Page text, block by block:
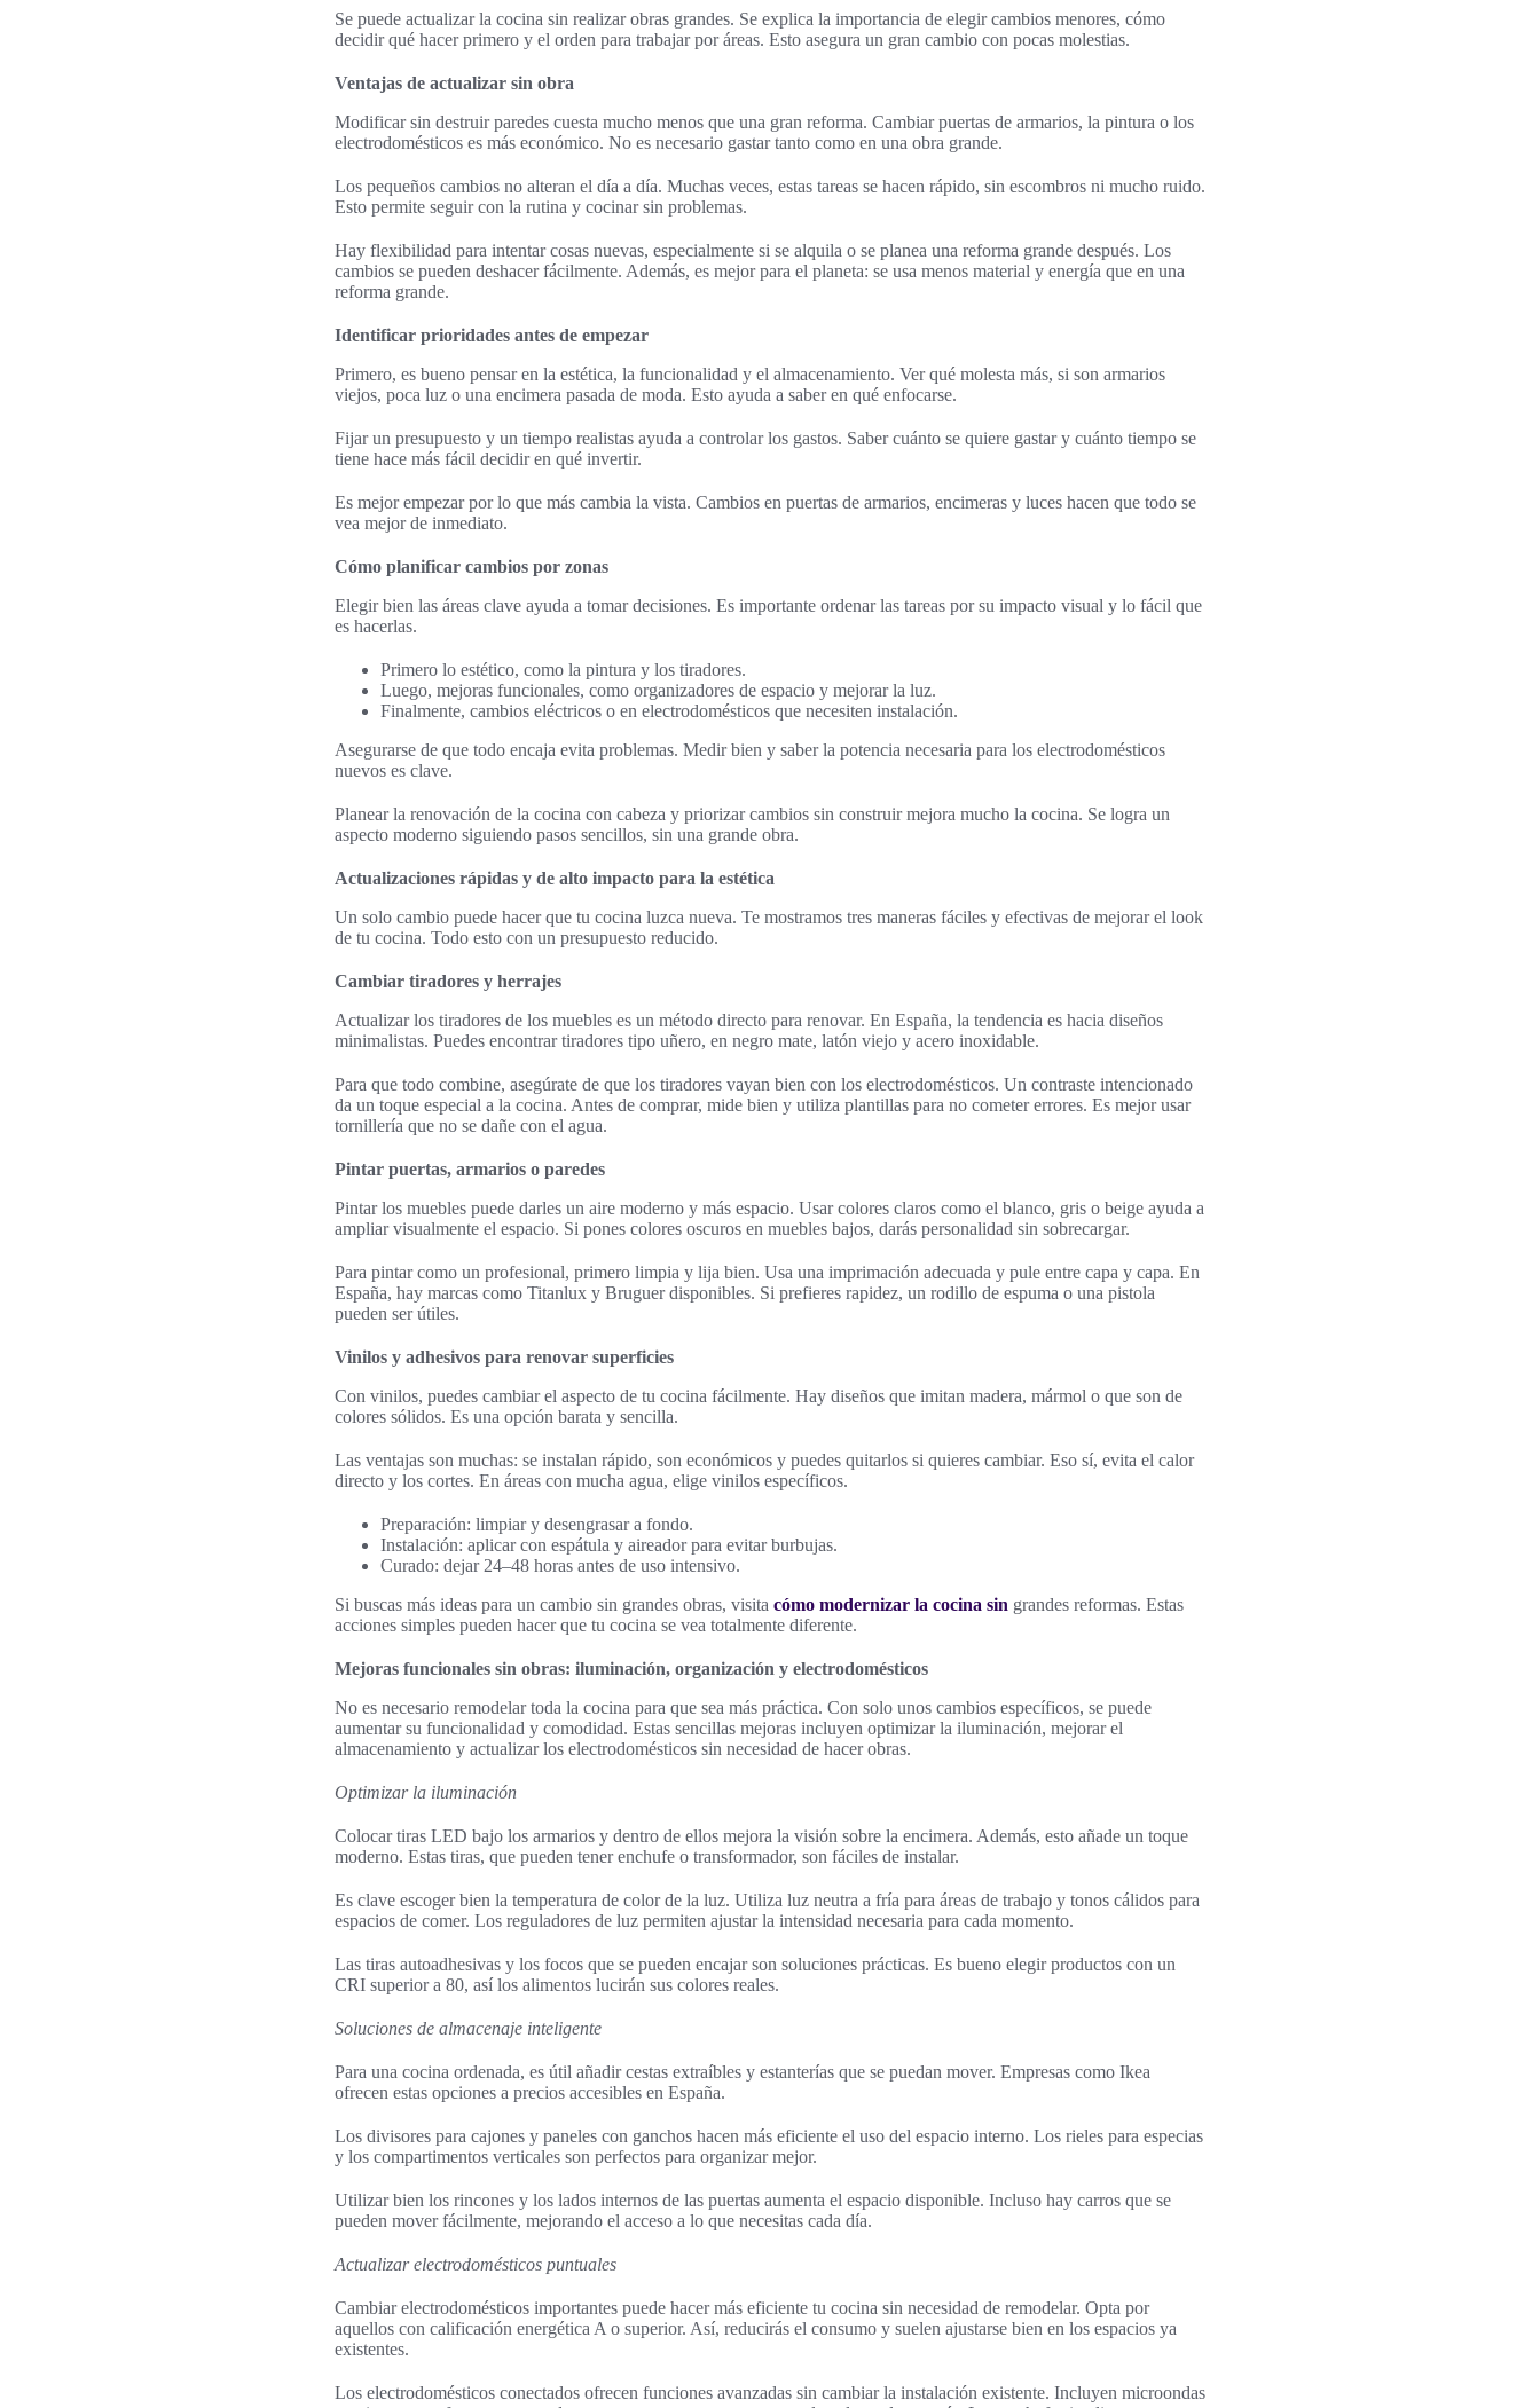
Se puede actualizar la cocina sin realizar obras grandes. Se explica la importancia de elegir cambios menores, cómo
decidir qué hacer primero y el orden para trabajar por áreas. Esto asegura un gran cambio con pocas molestias.
Ventajas de actualizar sin obra
Modificar sin destruir paredes cuesta mucho menos que una gran reforma. Cambiar puertas de armarios, la pintura o los
electrodomésticos es más económico. No es necesario gastar tanto como en una obra grande.
Los pequeños cambios no alteran el día a día. Muchas veces, estas tareas se hacen rápido, sin escombros ni mucho ruido.
Esto permite seguir con la rutina y cocinar sin problemas.
Hay flexibilidad para intentar cosas nuevas, especialmente si se alquila o se planea una reforma grande después. Los
cambios se pueden deshacer fácilmente. Además, es mejor para el planeta: se usa menos material y energía que en una
reforma grande.
Identificar prioridades antes de empezar
Primero, es bueno pensar en la estética, la funcionalidad y el almacenamiento. Ver qué molesta más, si son armarios
viejos, poca luz o una encimera pasada de moda. Esto ayuda a saber en qué enfocarse.
Fijar un presupuesto y un tiempo realistas ayuda a controlar los gastos. Saber cuánto se quiere gastar y cuánto tiempo se
tiene hace más fácil decidir en qué invertir.
Es mejor empezar por lo que más cambia la vista. Cambios en puertas de armarios, encimeras y luces hacen que todo se
vea mejor de inmediato.
Cómo planificar cambios por zonas
Elegir bien las áreas clave ayuda a tomar decisiones. Es importante ordenar las tareas por su impacto visual y lo fácil que
es hacerlas.
Primero lo estético, como la pintura y los tiradores.
Luego, mejoras funcionales, como organizadores de espacio y mejorar la luz.
Finalmente, cambios eléctricos o en electrodomésticos que necesiten instalación.
Asegurarse de que todo encaja evita problemas. Medir bien y saber la potencia necesaria para los electrodomésticos
nuevos es clave.
Planear la renovación de la cocina con cabeza y priorizar cambios sin construir mejora mucho la cocina. Se logra un
aspecto moderno siguiendo pasos sencillos, sin una grande obra.
Actualizaciones rápidas y de alto impacto para la estética
Un solo cambio puede hacer que tu cocina luzca nueva. Te mostramos tres maneras fáciles y efectivas de mejorar el look
de tu cocina. Todo esto con un presupuesto reducido.
Cambiar tiradores y herrajes
Actualizar los tiradores de los muebles es un método directo para renovar. En España, la tendencia es hacia diseños
minimalistas. Puedes encontrar tiradores tipo uñero, en negro mate, latón viejo y acero inoxidable.
Para que todo combine, asegúrate de que los tiradores vayan bien con los electrodomésticos. Un contraste intencionado
da un toque especial a la cocina. Antes de comprar, mide bien y utiliza plantillas para no cometer errores. Es mejor usar
tornillería que no se dañe con el agua.
Pintar puertas, armarios o paredes
Pintar los muebles puede darles un aire moderno y más espacio. Usar colores claros como el blanco, gris o beige ayuda a
ampliar visualmente el espacio. Si pones colores oscuros en muebles bajos, darás personalidad sin sobrecargar.
Para pintar como un profesional, primero limpia y lija bien. Usa una imprimación adecuada y pule entre capa y capa. En
España, hay marcas como Titanlux y Bruguer disponibles. Si prefieres rapidez, un rodillo de espuma o una pistola
pueden ser útiles.
Vinilos y adhesivos para renovar superficies
Con vinilos, puedes cambiar el aspecto de tu cocina fácilmente. Hay diseños que imitan madera, mármol o que son de
colores sólidos. Es una opción barata y sencilla.
Las ventajas son muchas: se instalan rápido, son económicos y puedes quitarlos si quieres cambiar. Eso sí, evita el calor
directo y los cortes. En áreas con mucha agua, elige vinilos específicos.
Preparación: limpiar y desengrasar a fondo.
Instalación: aplicar con espátula y aireador para evitar burbujas.
Curado: dejar 24–48 horas antes de uso intensivo.
Si buscas más ideas para un cambio sin grandes obras, visita cómo modernizar la cocina sin grandes reformas. Estas
acciones simples pueden hacer que tu cocina se vea totalmente diferente.
Mejoras funcionales sin obras: iluminación, organización y electrodomésticos
No es necesario remodelar toda la cocina para que sea más práctica. Con solo unos cambios específicos, se puede
aumentar su funcionalidad y comodidad. Estas sencillas mejoras incluyen optimizar la iluminación, mejorar el
almacenamiento y actualizar los electrodomésticos sin necesidad de hacer obras.
Optimizar la iluminación
Colocar tiras LED bajo los armarios y dentro de ellos mejora la visión sobre la encimera. Además, esto añade un toque
moderno. Estas tiras, que pueden tener enchufe o transformador, son fáciles de instalar.
Es clave escoger bien la temperatura de color de la luz. Utiliza luz neutra a fría para áreas de trabajo y tonos cálidos para
espacios de comer. Los reguladores de luz permiten ajustar la intensidad necesaria para cada momento.
Las tiras autoadhesivas y los focos que se pueden encajar son soluciones prácticas. Es bueno elegir productos con un
CRI superior a 80, así los alimentos lucirán sus colores reales.
Soluciones de almacenaje inteligente
Para una cocina ordenada, es útil añadir cestas extraíbles y estanterías que se puedan mover. Empresas como Ikea
ofrecen estas opciones a precios accesibles en España.
Los divisores para cajones y paneles con ganchos hacen más eficiente el uso del espacio interno. Los rieles para especias
y los compartimentos verticales son perfectos para organizar mejor.
Utilizar bien los rincones y los lados internos de las puertas aumenta el espacio disponible. Incluso hay carros que se
pueden mover fácilmente, mejorando el acceso a lo que necesitas cada día.
Actualizar electrodomésticos puntuales
Cambiar electrodomésticos importantes puede hacer más eficiente tu cocina sin necesidad de remodelar. Opta por
aquellos con calificación energética A o superior. Así, reducirás el consumo y suelen ajustarse bien en los espacios ya
existentes.
Los electrodomésticos conectados ofrecen funciones avanzadas sin cambiar la instalación existente. Incluyen microondas